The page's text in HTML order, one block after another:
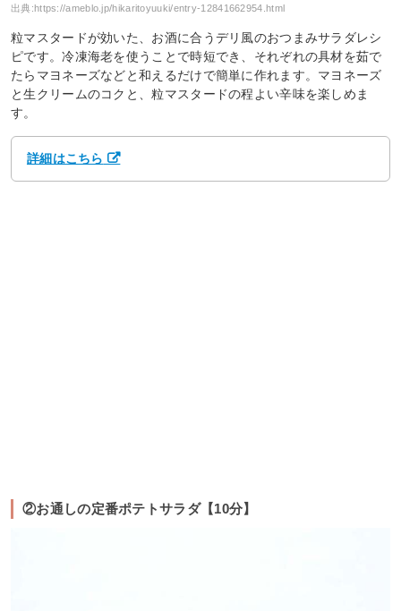
出典:https://ameblo.jp/hikaritoyuuki/entry-12841662954.html
粒マスタードが効いた、お酒に合うデリ風のおつまみサラダレシ
ピです。冷凍海老を使うことで時短でき、それぞれの具材を茹で
たらマヨネーズなどと和えるだけで簡単に作れます。マヨネーズ
と生クリームのコクと、粒マスタードの程よい辛味を楽しめま
す。
詳細はこちら
②お通しの定番ポテトサラダ【10分】